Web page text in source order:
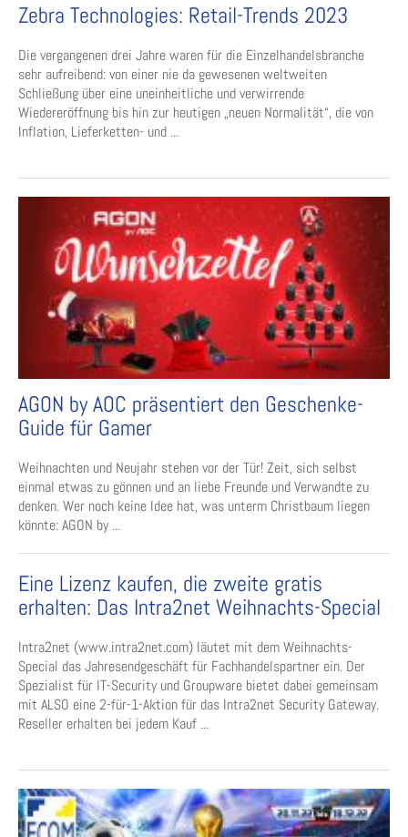
Zebra Technologies: Retail-Trends 2023
Die vergangenen drei Jahre waren für die Einzelhandelsbranche
sehr aufreibend: von einer nie da gewesenen weltweiten
Schließung über eine uneinheitliche und verwirrende
Wiedereröffnung bis hin zur heutigen „neuen Normalität“, die von
Inflation, Lieferketten- und ...
AGON by AOC präsentiert den Geschenke-
Guide für Gamer
Weihnachten und Neujahr stehen vor der Tür! Zeit, sich selbst
einmal etwas zu gönnen und an liebe Freunde und Verwandte zu
denken. Wer noch keine Idee hat, was unterm Christbaum liegen
könnte: AGON by ...
Eine Lizenz kaufen, die zweite gratis
erhalten: Das Intra2net Weihnachts-Special
Intra2net (www.intra2net.com) läutet mit dem Weihnachts-
Special das Jahresendgeschäft für Fachhandelspartner ein. Der
Spezialist für IT-Security und Groupware bietet dabei gemeinsam
mit ALSO eine 2-für-1-Aktion für das Intra2net Security Gateway.
Reseller erhalten bei jedem Kauf ...